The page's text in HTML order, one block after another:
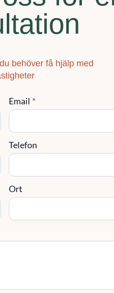
behöver få hjälp med
Email *
Telefon
Ort